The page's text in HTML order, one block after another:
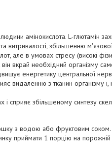
амінокислота. L-глютамін
витривалості, збільшенню
але в умовах стресу (високі
вкрай необхідний організму
енергетику центральної
видаленню з тканин організму і,
і сприяє збільшеному синтезу
з водою або фруктовим
приймати 1 порцію на